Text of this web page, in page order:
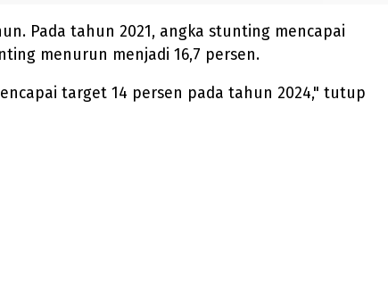
Pada tahun 2021, angka stunting mencapai
menurun menjadi 16,7 persen.
target 14 persen pada tahun 2024," tutup